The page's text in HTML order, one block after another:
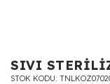
SIVI
STOK KODU